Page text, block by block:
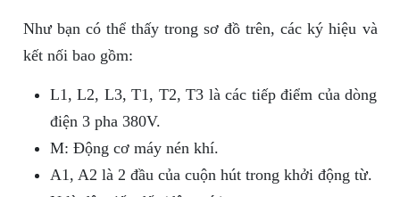
Như bạn có thể thấy trong sơ đồ trên, các ký hiệu và
kết nối bao gồm:
L1, L2, L3, T1, T2, T3 là các tiếp điểm của dòng
điện 3 pha 380V.
M: Động cơ máy nén khí.
A1, A2 là 2 đầu của cuộn hút trong khởi động từ.